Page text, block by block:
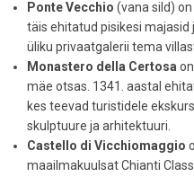
Ponte Vecchio (vana sild)
täis ehitatud pisikesi majasid
üliku privaatgalerii tema
Monastero della Certosa
mäe otsas. 1341. aastal
kes teevad turistidele
skulptuure ja arhitektuuri.
Castello di Vicchiomaggio
maailmakuulsat Chianti